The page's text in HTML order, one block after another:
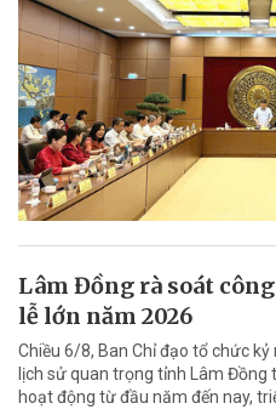
Lâm Đồng rà soát
lễ lớn năm 2026
Chiều 6/8, Ban Chỉ đạo tổ chức
lịch sử quan trọng tỉnh Lâm Đồng
hoạt động từ đầu năm đến nay,